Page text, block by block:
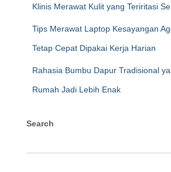
Klinis Merawat Kulit yang Teriritasi
Tips Merawat Laptop Kesayangan
Tetap Cepat Dipakai Kerja Harian
Rahasia Bumbu Dapur Tradisional
Rumah Jadi Lebih Enak
Search